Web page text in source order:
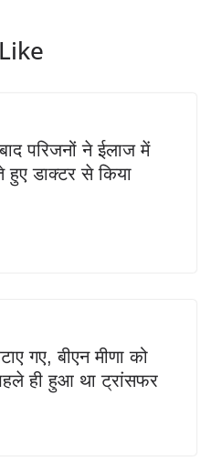
परिजनों ने ईलाज में
हुए डाक्टर से किया
गए, बीएन मीणा को
पहले ही हुआ था ट्रांसफर